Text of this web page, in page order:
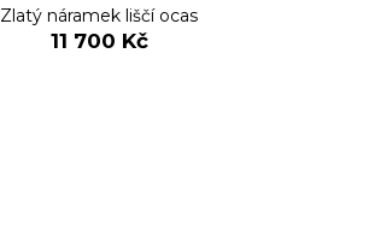
Zlatý náramek liščí ocas
11 700 Kč